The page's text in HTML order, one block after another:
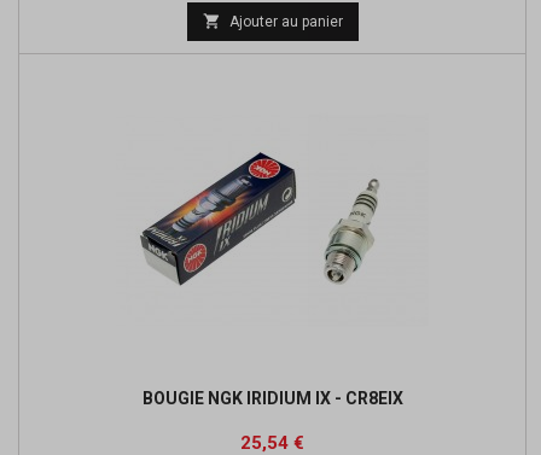
base
 Ajouter au panier
BOUGIE NGK IRIDIUM IX - CR8EIX
Prix
25,54 €